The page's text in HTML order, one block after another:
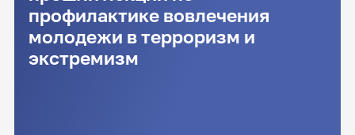
профилактике вовлечения
молодежи в терроризм и
экстремизм